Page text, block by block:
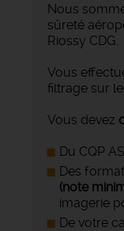
Nous
sûreté
Riossy CDG.
Vous
filtrage sur
Vous devez
Du CQP
Des
(note
imagerie
De votre